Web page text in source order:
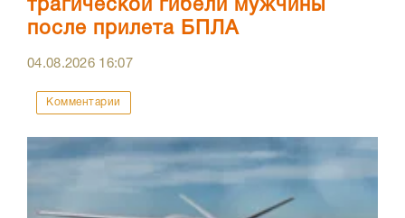
трагической гибели мужчины
после прилета БПЛА
04.08.2026 16:07
Комментарии